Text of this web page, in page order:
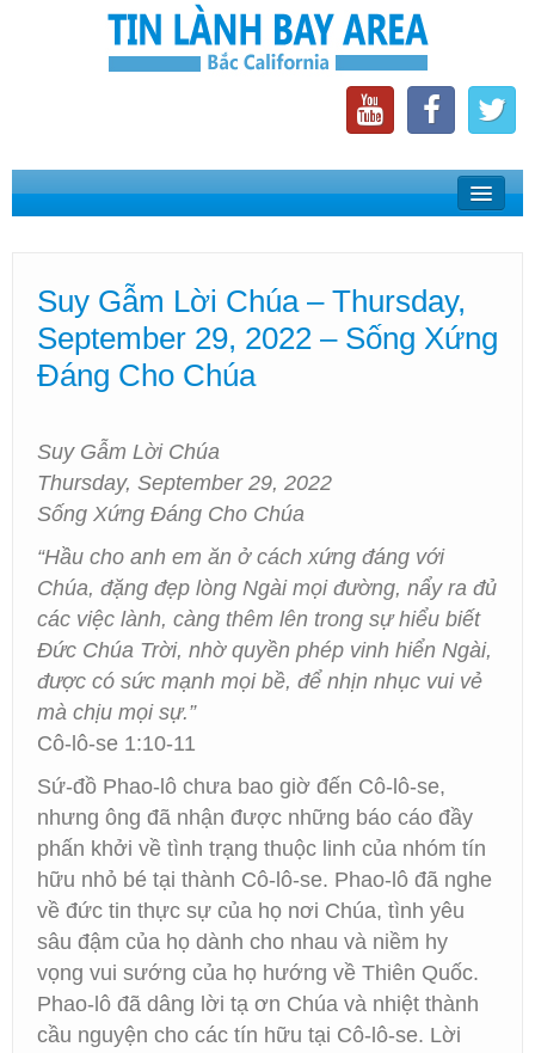
Home
Phát Thanh Tin Lành Bay Area
Các Hội Thánh Bắc California
Suy Gẫm Lời Chúa – Thursday,
September 29, 2022 – Sống Xứng
Đáng Cho Chúa
Suy Gẫm Lời Chúa
Thursday, September 29, 2022
Sống Xứng Đáng Cho Chúa
“Hầu cho anh em ăn ở cách xứng đáng với
Chúa, đặng đẹp lòng Ngài mọi đường, nẩy ra đủ
các việc lành, càng thêm lên trong sự hiểu biết
Đức Chúa Trời, nhờ quyền phép vinh hiển Ngài,
được có sức mạnh mọi bề, để nhịn nhục vui vẻ
mà chịu mọi sự.”
Cô-lô-se 1:10-11
Sứ-đồ Phao-lô chưa bao giờ đến Cô-lô-se,
nhưng ông đã nhận được những báo cáo đầy
phấn khởi về tình trạng thuộc linh của nhóm tín
hữu nhỏ bé tại thành Cô-lô-se. Phao-lô đã nghe
về đức tin thực sự của họ nơi Chúa, tình yêu
sâu đậm của họ dành cho nhau và niềm hy
vọng vui sướng của họ hướng về Thiên Quốc.
Phao-lô đã dâng lời tạ ơn Chúa và nhiệt thành
cầu nguyện cho các tín hữu tại Cô-lô-se. Lời